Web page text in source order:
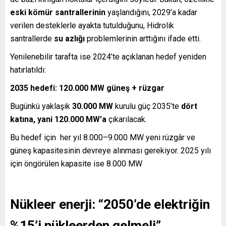
eski kömür santrallerinin yaşlandığını, 2029’a kadar
verilen desteklerle ayakta tutulduğunu, Hidrolik
santrallerde su azlığı problemlerinin arttığını ifade etti.
Yenilenebilir tarafta ise 2024’te açıklanan hedef yeniden
hatırlatıldı:
2035 hedefi: 120.000 MW güneş + rüzgar
Bugünkü yaklaşık 30.000 MW kurulu güç 2035’te dört
katına, yani 120.000 MW’a çıkarılacak.
Bu hedef için her yıl 8.000–9.000 MW yeni rüzgâr ve
güneş kapasitesinin devreye alınması gerekiyor. 2025 yılı
için öngörülen kapasite ise 8.000 MW
Nükleer enerji: “2050’de elektriğin